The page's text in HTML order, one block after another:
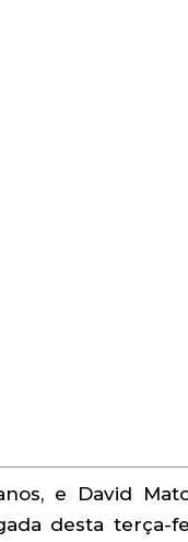
e David
desta terça-